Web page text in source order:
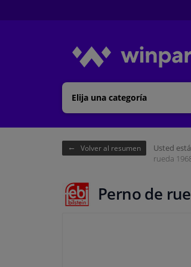
Elija una categoría
Volver al resumen Usted
rueda
Perno de